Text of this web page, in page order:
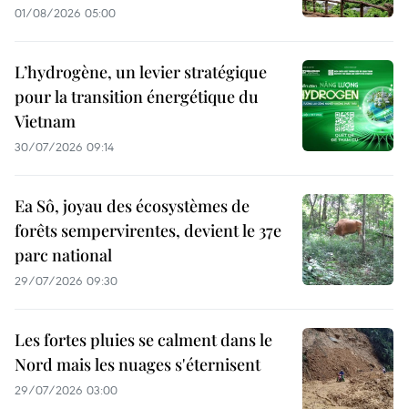
01/08/2026 05:00
L’hydrogène, un levier stratégique
pour la transition énergétique du
Vietnam
30/07/2026 09:14
Ea Sô, joyau des écosystèmes de
forêts sempervirentes, devient le 37e
parc national
29/07/2026 09:30
Les fortes pluies se calment dans le
Nord mais les nuages s'éternisent
29/07/2026 03:00